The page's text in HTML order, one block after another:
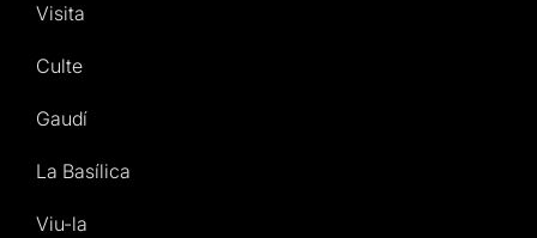
Visita
Culte
Gaudí
La Basílica
Viu-la